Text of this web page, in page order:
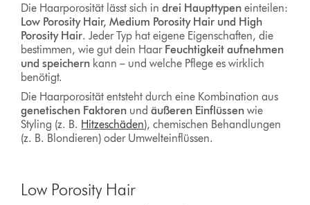
Die Haarporosität lässt sich indrei Haupttypen einteilen:
Low Porosity Hair, Medium Porosity Hair und High
Porosity Hair. Jeder Typ hat eigene Eigenschaften, die
bestimmen, wie gut dein Haar Feuchtigkeit aufnehmen
und speichern kann – und welche Pflege es wirklich
benötigt.
Die Haarporosität entsteht durch eine Kombination aus
genetischen Faktoren undäußeren Einflüssen wie
Styling (z. B. Hitzeschäden), chemischen Behandlungen
(z. B. Blondieren) oder Umwelteinflüssen.
Low Porosity Hair